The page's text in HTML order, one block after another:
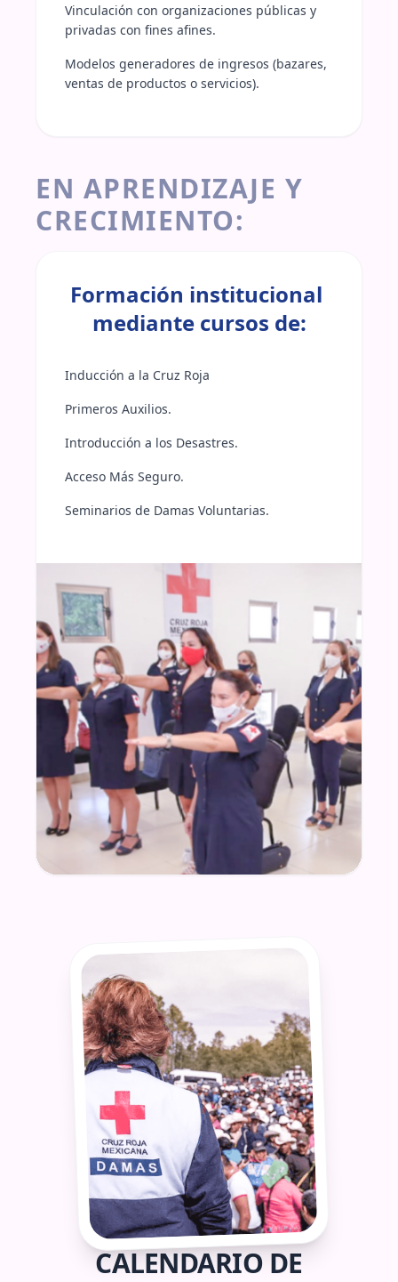
Vinculación con organizaciones públicas y
privadas con fines afines.
Modelos generadores de ingresos (bazares,
ventas de productos o servicios).
EN APRENDIZAJE Y
CRECIMIENTO:
Formación institucional
mediante cursos de:
Inducción a la Cruz Roja
Primeros Auxilios.
Introducción a los Desastres.
Acceso Más Seguro.
Seminarios de Damas Voluntarias.
CALENDARIO DE